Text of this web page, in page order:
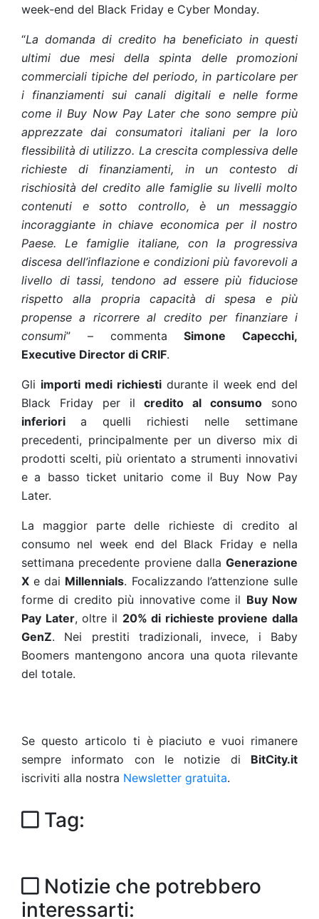
week-end del Black Friday e Cyber Monday.
“La domanda di credito ha beneficiato in questi
ultimi due mesi della spinta delle promozioni
commerciali tipiche del periodo, in particolare per
i finanziamenti sui canali digitali e nelle forme
come il Buy Now Pay Later che sono sempre più
apprezzate dai consumatori italiani per la loro
flessibilità di utilizzo. La crescita complessiva delle
richieste di finanziamenti, in un contesto di
rischiosità del credito alle famiglie su livelli molto
contenuti e sotto controllo, è un messaggio
incoraggiante in chiave economica per il nostro
Paese. Le famiglie italiane, con la progressiva
discesa dell’inflazione e condizioni più favorevoli a
livello di tassi, tendono ad essere più fiduciose
rispetto alla propria capacità di spesa e più
propense a ricorrere al credito per finanziare i
consumi” – commenta Simone Capecchi,
Executive Director di CRIF.
Gli importi medi richiesti durante il week end del
Black Friday per il credito al consumo sono
inferiori a quelli richiesti nelle settimane
precedenti, principalmente per un diverso mix di
prodotti scelti, più orientato a strumenti innovativi
e a basso ticket unitario come il Buy Now Pay
Later.
La maggior parte delle richieste di credito al
consumo nel week end del Black Friday e nella
settimana precedente proviene dalla Generazione
X e dai Millennials. Focalizzando l’attenzione sulle
forme di credito più innovative come il Buy Now
Pay Later, oltre il 20% di richieste proviene dalla
GenZ. Nei prestiti tradizionali, invece, i Baby
Boomers mantengono ancora una quota rilevante
del totale.
Se questo articolo ti è piaciuto e vuoi rimanere
sempre informato con le notizie di BitCity.it
iscriviti alla nostra Newsletter gratuita.
Tag:
Notizie che potrebbero
interessarti: